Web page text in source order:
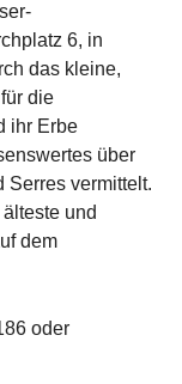
6, in
das kleine,
die
ihr Erbe
über
Serres vermittelt.
und
dem
oder